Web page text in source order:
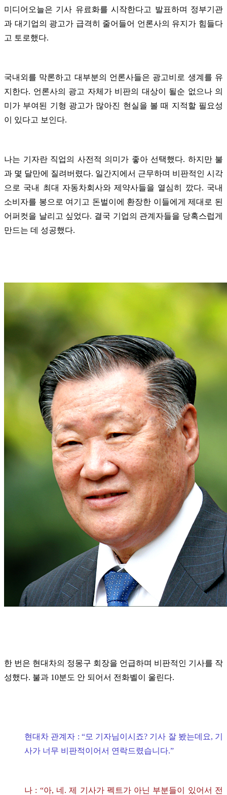
미디어오늘은 기사 유료화를 시작한다고 발표하며 정부기관
과 대기업의 광고가 급격히 줄어들어 언론사의 유지가 힘들다
고 토로했다.
국내외를 막론하고 대부분의 언론사들은 광고비로 생계를 유
지한다. 언론사의 광고 자체가 비판의 대상이 될순 없으나 의
미가 부여된 기형 광고가 많아진 현실을 볼 때 지적할 필요성
이 있다고 보인다.
나는 기자란 직업의 사전적 의미가 좋아 선택했다. 하지만 불
과 몇 달만에 질려버렸다. 일간지에서 근무하며 비판적인 시각
으로 국내 최대 자동차회사와 제약사들을 열심히 깠다. 국내
소비자를 봉으로 여기고 돈벌이에 환장한 이들에게 제대로 된
어퍼컷을 날리고 싶었다. 결국 기업의 관계자들을 당혹스럽게
만드는 데 성공했다.
한 번은 현대차의 정몽구 회장을 언급하며 비판적인 기사를 작
성했다. 불과 10분도 안 되어서 전화벨이 울린다.
현대차 관계자 : “모 기자님이시죠? 기사 잘 봤는데요, 기
사가 너무 비판적이어서 연락드렸습니다.”
나 : “아, 네. 제 기사가 펙트가 아닌 부분들이 있어서 전